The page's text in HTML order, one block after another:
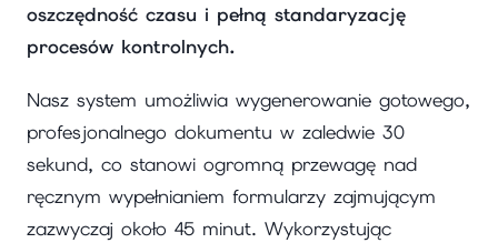
oszczędność czasu i pełną standaryzację
procesów kontrolnych.
Nasz system umożliwia wygenerowanie gotowego,
profesjonalnego dokumentu w zaledwie 30
sekund, co stanowi ogromną przewagę nad
ręcznym wypełnianiem formularzy zajmującym
zazwyczaj około 45 minut. Wykorzystując